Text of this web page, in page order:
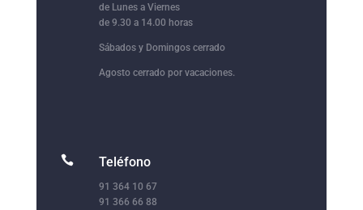
de Lunes a Viernes
de 9.30 a 14.00 horas
Sábados y Domingos cerrado
Agosto cerrado por vacaciones.
 Teléfono
91 364 10 67
91 366 66 88